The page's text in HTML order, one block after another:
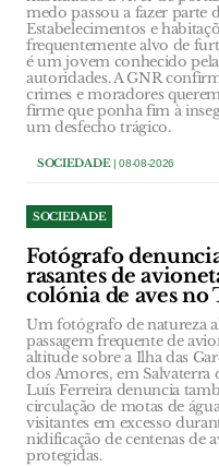
medo passou a fazer parte
Estabelecimentos e
frequentemente alvo de
é um jovem conhecido
autoridades. A GNR
crimes e moradores
firme que ponha fim à
um desfecho trágico.
SOCIEDADE| 08-08-2026
SOCIEDADE
Fotógrafo
rasantes de
colónia de aves no
Um fotógrafo de natureza
passagem frequente de
altitude sobre a Ilha das
dos Amores, em Salvaterra
Luís Ferreira denuncia
circulação de motas de
visitantes em excesso
nidificação de centenas de
protegidas.